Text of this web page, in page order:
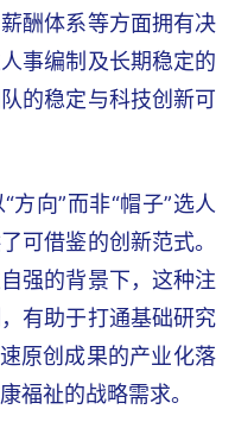
酬体系等方面拥有决
事编制及长期稳定的
的稳定与科技创新可
方向”而非“帽子”选人
可借鉴的创新范式。
强的背景下，这种注
有助于打通基础研究
原创成果的产业化落
福祉的战略需求。